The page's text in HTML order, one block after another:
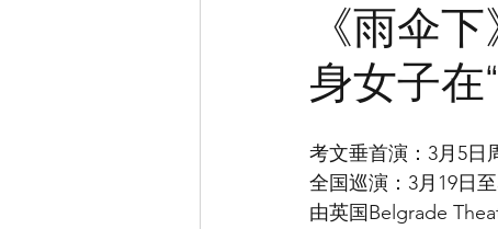
寻找组织 Friends 华人
合作栏目 留学生 英
《雨伞
身女子在
考文垂首演：3月5日
全国巡演：3月19日至
由英国Belgrade